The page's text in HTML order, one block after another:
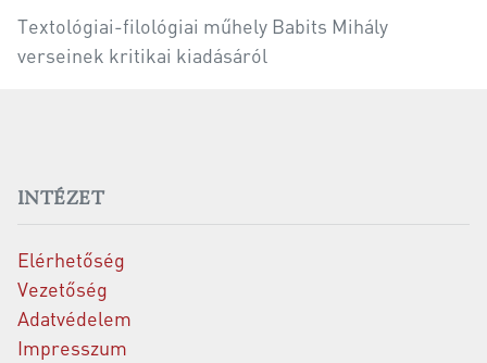
Textológiai-filológiai műhely Babits Mihály
verseinek kritikai kiadásáról
INTÉZET
Elérhetőség
Vezetőség
Adatvédelem
Impresszum